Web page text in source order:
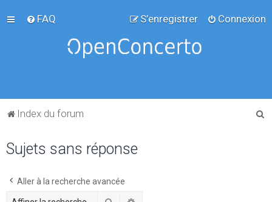
FAQ Connexion
S’enregistrer
Index du forum
Sujets sans réponse
Aller à la recherche avancée